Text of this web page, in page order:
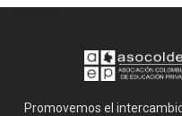
Promovemos el